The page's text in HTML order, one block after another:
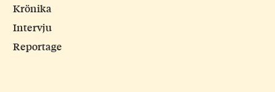
Krönika
Intervju
Reportage